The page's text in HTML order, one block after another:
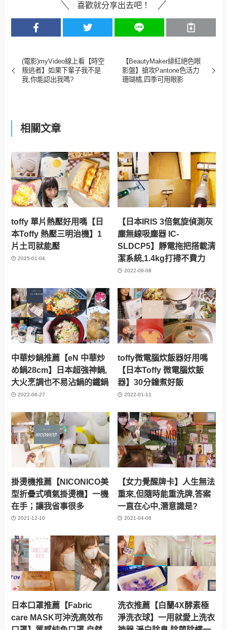
喜歡就分享出去吧！
(電影)myVideo線上看【時空
叛逃者】如果下輩子我不是
我,你能認出我嗎?
【BeautyMaker緋紅絕色眼
影盤】搶攻Pantone色活力
珊瑚橘,四季可用眼影
相關文章
toffy 單片熱壓好用嗎【日
本Toffy 熱壓三明治機】1
片土司就能壓
2025-01-04
【日本IRIS 3倍氣旋偵測灰
塵無線吸塵器 IC-
SLDCP5】靜電拖把搭載清
潔系統,1.4kg打掃不費力
2022-09-08
中華炒鍋推薦【eN 中華炒
め鍋28cm】日本超強神鍋,
大火烹調也不易沾鍋的鐵鍋
2022-06-27
toffy微電腦炊飯器好用嗎
【日本Toffy 微電腦炊飯
器】30分鐘煮好飯
2022-01-11
掛燙機推薦【NICONICO美
型折疊式噴氣掛燙機】一機
在手；讓我省事很多
2021-12-10
【女力覺醒牌卡】人生無法
重來,但隨時能重洗牌,答案
一直在心中,潛意識是?
2021-04-06
日本口罩推薦【Fabric
care MASK可沖洗高效布
洗衣推薦【白蘭4X酵素極
淨洗衣球】一用就愛上洗衣